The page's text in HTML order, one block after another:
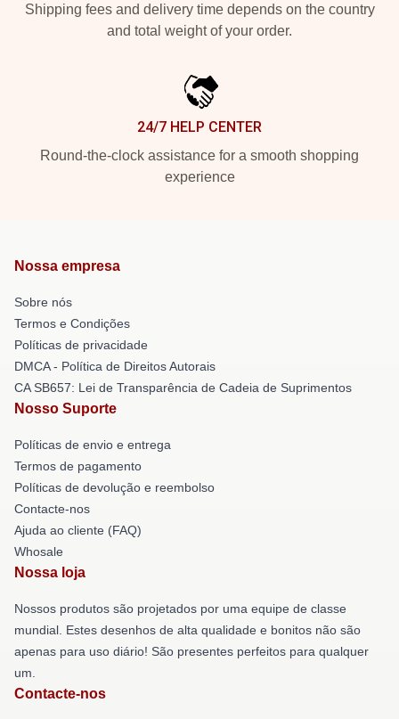
Shipping fees and delivery time depends on the country
and total weight of your order.
24/7 HELP CENTER
Round-the-clock assistance for a smooth shopping
experience
Nossa empresa
Sobre nós
Termos e Condições
Políticas de privacidade
DMCA - Política de Direitos Autorais
CA SB657: Lei de Transparência de Cadeia de Suprimentos
Nosso Suporte
Políticas de envio e entrega
Termos de pagamento
Políticas de devolução e reembolso
Contacte-nos
Ajuda ao cliente (FAQ)
Whosale
Nossa loja
Nossos produtos são projetados por uma equipe de classe
mundial. Estes desenhos de alta qualidade e bonitos não são
apenas para uso diário! São presentes perfeitos para qualquer
um.
Contacte-nos